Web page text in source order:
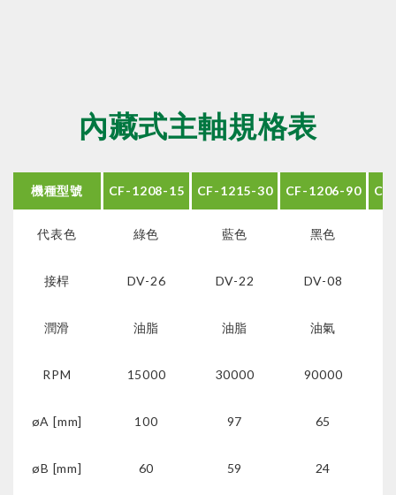
內藏式主軸規格表
機種型號 CF-1208-15 CF-1215-30 CF-1206-90
代表色 綠色 藍色 黑色
接桿 DV-26 DV-22 DV-08
潤滑 油脂 油脂 油氣
RPM 15000 30000 90000
øA [mm] 100 97 65
øB [mm] 60 59 24